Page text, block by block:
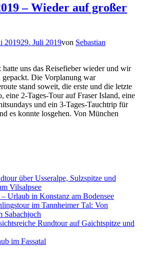
– Wieder auf großer
201929. Juli 2019von Sebastian
uns das Reisefieber wieder und wir
Die Vorplanung war
stand soweit, die erste und die letzte
eine 2-Tages-Tour auf Fraser Island, eine
und ein 3-Tages-Tauchtrip für
es konnte losgehen. Von München
über Usseralpe, Sulzspitze und
Vilsalpsee
Urlaub in Konstanz am Bodensee
im Tannheimer Tal: Von
Sabachjoch
Rundtour auf Gaichtspitze und
im Fassatal